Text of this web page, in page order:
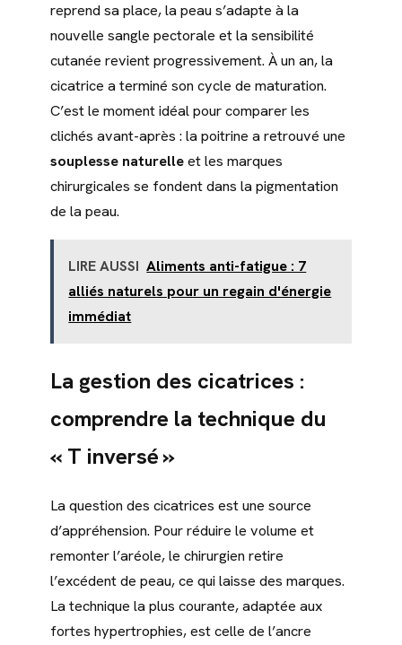
reprend sa place, la peau s’adapte à la
nouvelle sangle pectorale et la sensibilité
cutanée revient progressivement. À un an, la
cicatrice a terminé son cycle de maturation.
C’est le moment idéal pour comparer les
clichés avant-après : la poitrine a retrouvé une
souplesse naturelleet les marques
chirurgicales se fondent dans la pigmentation
de la peau.
LIRE AUSSI Aliments anti-fatigue : 7
alliés naturels pour un regain d'énergie
immédiat
La gestion des cicatrices :
comprendre la technique du
« T inversé »
La question des cicatrices est une source
d’appréhension. Pour réduire le volume et
remonter l’aréole, le chirurgien retire
l’excédent de peau, ce qui laisse des marques.
La technique la plus courante, adaptée aux
fortes hypertrophies, est celle de l’ancre